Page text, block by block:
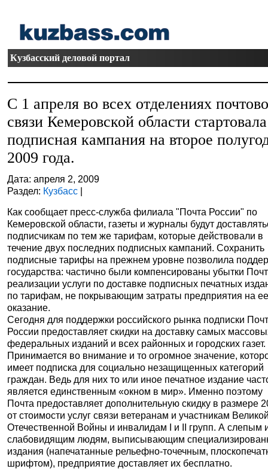
Кузбасский деловой портал
С 1 апреля во всех отделениях
связи Кемеровской области стартовала
подписная кампания на второе
2009 года.
Дата: апреля 2, 2009
Раздел: Кузбасс |
Как сообщает пресс-служба филиала "Почта России" по
Кемеровской области, газеты и журналы будут
подписчикам по тем же тарифам, которые действовали в
течение двух последних подписных кампаний. Сохранить
подписные тарифы на прежнем уровне позволила
государства: частично были компенсированы убытки
реализации услуги по доставке подписных печатных
по тарифам, не покрывающим затраты предприятия на
оказание.
Сегодня для поддержки российского рынка подписки
России предоставляет скидки на доставку самых
федеральных изданий и всех районных и городских газет.
Принимается во внимание и то огромное значение,
имеет подписка для социально незащищенных категорий
граждан. Ведь для них то или иное печатное издание
является единственным «окном в мир». Именно поэтому
Почта предоставляет дополнительную скидку в размере
от стоимости услуг связи ветеранам и участникам
Отечественной Войны и инвалидам I и II групп. А слепым
слабовидящим людям, выписывающим
издания (напечатанные рельефно-точечным,
шрифтом), предприятие доставляет их бесплатно.